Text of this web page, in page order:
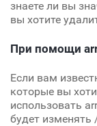
знаете ли вы
вы хотите
При помощи
Если вам
которые вы
использовать
будет изменять